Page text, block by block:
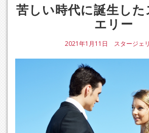
苦しい時代に誕生し
エリー
2021年1月11日 スタージェ